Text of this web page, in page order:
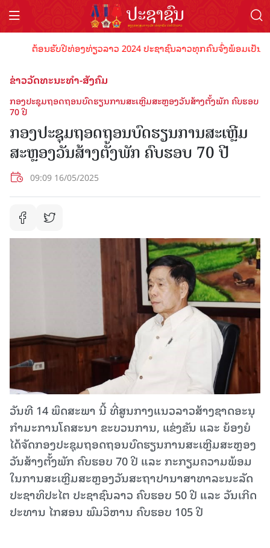
ຕ້ອນຮັບປີທ່ອງທ່ຽວລາວ 2024 ປະຊາຊົນລາວທຸກຄົນຈົ່ງພ້ອມເປັນເ
ຂ່າວວັດທະນະທຳ-ສັງຄົມ
ກອງປະຊຸມຖອດຖອນບົດຮຽນການສະເຫຼີມສະຫຼອງວັນສ້າງຕັ້ງພັກ ຄົບຮອບ
70 ປີ
ກອງປະຊຸມຖອດຖອນບົດຮຽນການສະເຫຼີມ
ສະຫຼອງວັນສ້າງຕັ້ງພັກ ຄົບຮອບ 70 ປີ
09:09 16/05/2025
ວັນທີ 14 ພຶດສະພາ ນີ້ ທີ່ສູນກາງແນວລາວສ້າງຊາດອະນຸ
ກໍາມະການໂຄສະນາ ຂະບວນການ, ແຂ່ງຂັນ ແລະ ຍ້ອງຍໍ
ໄດ້ຈັດກອງປະຊຸມຖອດຖອນບົດຮຽນການສະເຫຼີມສະຫຼອງ
ວັນສ້າງຕັ້ງພັກ ຄົບຮອບ 70 ປີ ແລະ ກະກຽມຄວາມພ້ອມ
ໃນການສະເຫຼີມສະຫຼອງວັນສະຖາປານາສາທາລະນະລັດ
ປະຊາທິປະໄຕ ປະຊາຊົນລາວ ຄົບຮອບ 50 ປີ ແລະ ວັນເກີດ
ປະທານ ໄກສອນ ພົມວິຫານ ຄົບຮອບ 105 ປີ